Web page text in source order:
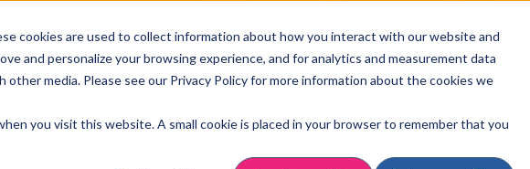
cookies are used to collect information about how you interact with our website and
and personalize your browsing experience, and for analytics and measurement data
media. Please see our Privacy Policy for more information about the cookies we
you visit this website. A small cookie is placed in your browser to remember that you